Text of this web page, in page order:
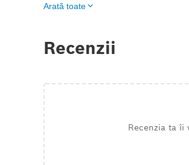
Arată toate
Recenzii
Recenzia ta îi